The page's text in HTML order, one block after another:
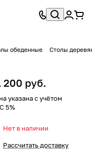
обеденные Столы
200 руб.
указана с учётом
5%
Нет в наличии
Рассчитать доставку